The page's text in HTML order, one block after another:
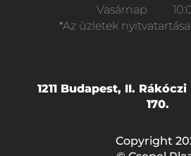
Vasárnap
*Az üzletek
1211 Budapest, II.
170.
Copyright